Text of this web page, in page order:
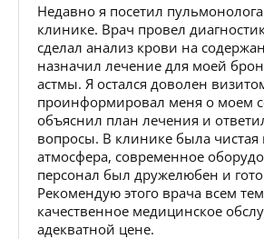
Недавно я посетил
клинике. Врач провел
сделал анализ крови на
назначил лечение для моей
астмы. Я остался доволен
проинформировал меня о моем
объяснил план лечения и
вопросы. В клинике была
атмосфера, современное
персонал был дружелюбен и
Рекомендую этого врача всем
качественное медицинское
адекватной цене.